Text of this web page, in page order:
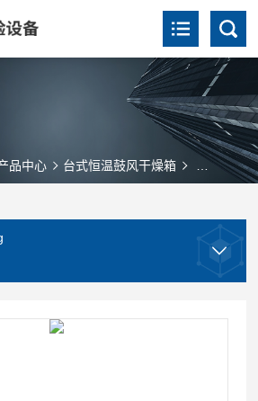
品中心 台式恒温鼓风干燥箱 DHG-